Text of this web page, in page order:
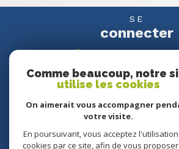
SE
connecter
espace
NOUS
Comme beaucoup, notre
utilise les cookies
On aimerait vous accompagner
votre visite.
En poursuivant, vous acceptez
cookies par ce site, afin de vous